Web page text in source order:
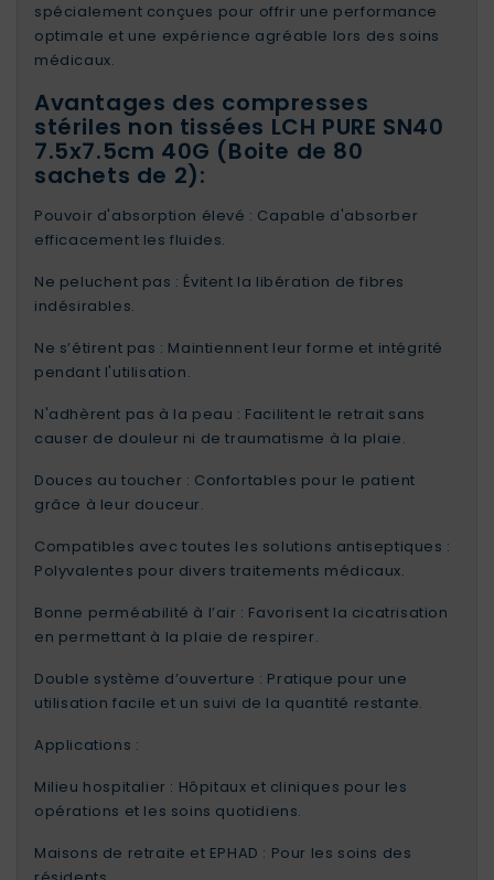
spécialement conçues pour offrir une performance
optimale et une expérience agréable lors des soins
médicaux.
Avantages des compresses
stériles non tissées LCH PURE SN40
7.5x7.5cm 40G (Boite de 80
sachets de 2):
Pouvoir d'absorption élevé : Capable d'absorber
efficacement les fluides.
Ne peluchent pas : Évitent la libération de fibres
indésirables.
Ne s’étirent pas : Maintiennent leur forme et intégrité
pendant l'utilisation.
N'adhèrent pas à la peau : Facilitent le retrait sans
causer de douleur ni de traumatisme à la plaie.
Douces au toucher : Confortables pour le patient
grâce à leur douceur.
Compatibles avec toutes les solutions antiseptiques :
Polyvalentes pour divers traitements médicaux.
Bonne perméabilité à l’air : Favorisent la cicatrisation
en permettant à la plaie de respirer.
Double système d’ouverture : Pratique pour une
utilisation facile et un suivi de la quantité restante.
Applications :
Milieu hospitalier : Hôpitaux et cliniques pour les
opérations et les soins quotidiens.
Maisons de retraite et EPHAD : Pour les soins des